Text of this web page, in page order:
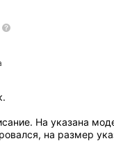
На указана
на размер